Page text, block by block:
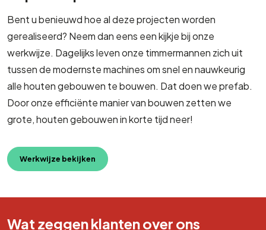
Bent u benieuwd hoe al deze projecten worden
gerealiseerd? Neem dan eens een kijkje bij onze
werkwijze. Dagelijks leven onze timmermannen zich uit
tussen de modernste machines om snel en nauwkeurig
alle houten gebouwen te bouwen. Dat doen we prefab.
Door onze efficiënte manier van bouwen zetten we
grote, houten gebouwen in korte tijd neer!
Werkwijze bekijken
Wat zeggen klanten over ons